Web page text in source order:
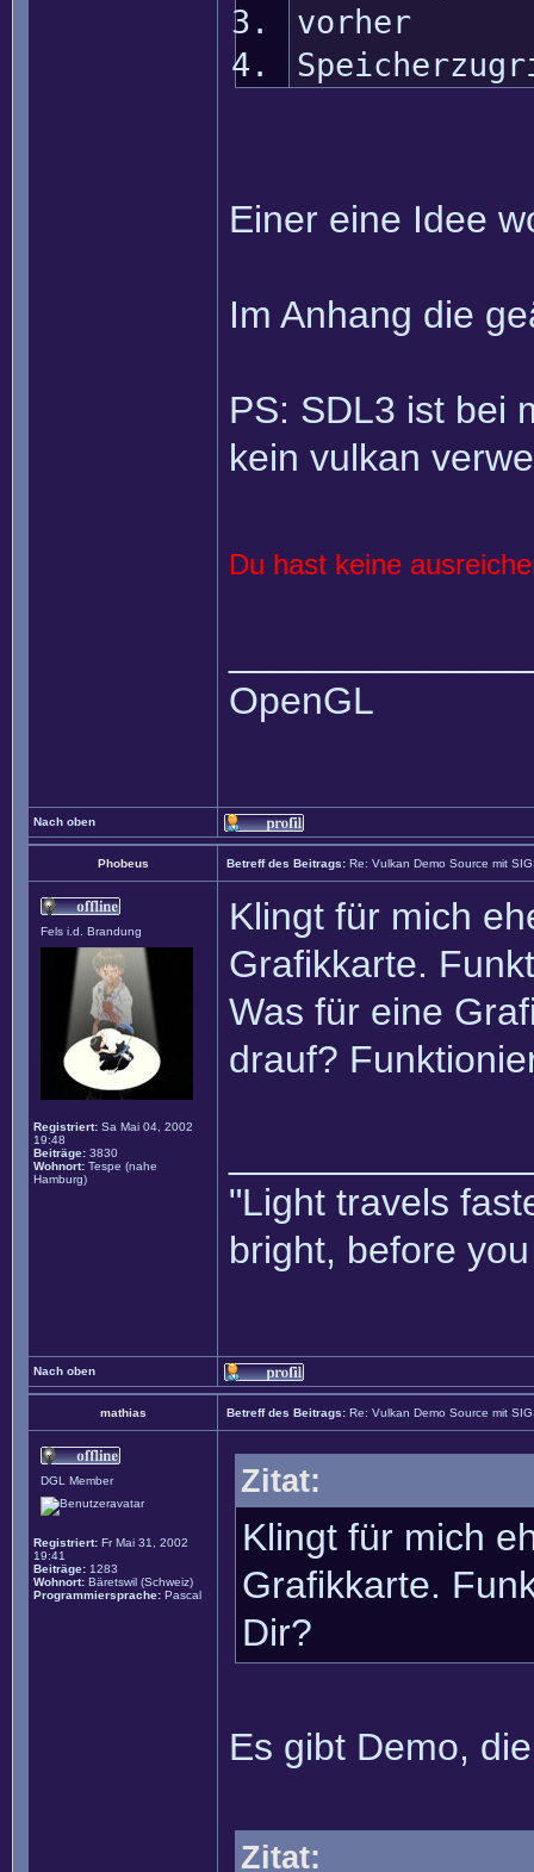
vorher
Einer eine Idee
Im Anhang die
PS: SDL3 ist bei
kein vulkan
Du hast keine
OpenGL
Nach oben
Phobeus Betreff des Beitrags: Re: Vulkan Demo Source mit
Fels i.d. Brandung
Registriert: Sa Mai 04, 2002
19:48
Beiträge: 3830
Wohnort: Tespe (nahe
Hamburg)
Klingt für mich
Grafikkarte.
Was für eine
drauf?
"Light travels
bright, before
Nach oben
mathias Betreff des Beitrags: Re: Vulkan Demo Source mit
DGL Member
Registriert: Fr Mai 31, 2002
19:41
Beiträge: 1283
Wohnort: Bäretswil (Schweiz)
Programmiersprache: Pascal
Zitat:
Klingt für mich
Grafikkarte.
Dir?
Es gibt Demo,
Zitat: